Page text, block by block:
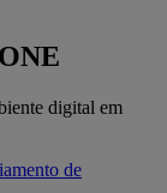
digital em
de